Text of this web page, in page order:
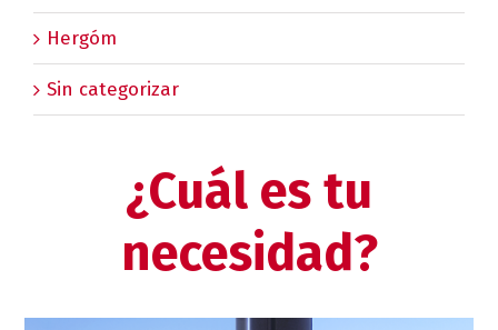
Hergóm
Sin categorizar
¿Cuál es tu
necesidad?